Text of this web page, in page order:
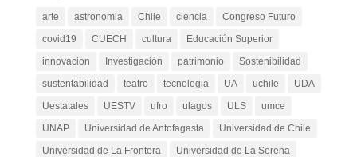
arte astronomia Chile ciencia
Congreso Futuro
covid19
CUECH cultura
Educación Superior
innovacion
Investigación patrimonio
Sostenibilidad
sustentabilidad
teatro tecnologia UA uchile
UDA
Uestatales
UESTV ufro ulagos ULS
umce
UNAP
Universidad de Antofagasta
Universidad de Chile
Universidad de La Frontera
Universidad de La Serena